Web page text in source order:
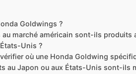
Goldwings ?
marché américain sont-ils produits
Unis ?
où une Honda Goldwing
au Japon ou aux États-Unis sont-ils